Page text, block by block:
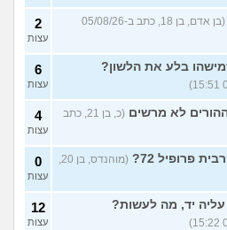
(בן אדם, בן 18, כתב ב-05/08/26
2
עצות
בלע את הלשון? 6
עצות
לא מרשים
(כ, בן 21, כתב
4
עצות
פרופיל 72? 0
עצות
יד, מה לעשות? 12
עצות